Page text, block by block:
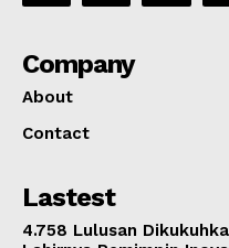
Company
About
Contact
Lastest
4.758 Lulusan